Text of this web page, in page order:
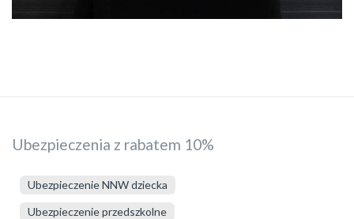
Ubezpieczenia z rabatem 10%
Ubezpieczenie NNW dziecka
Ubezpieczenie przedszkolne